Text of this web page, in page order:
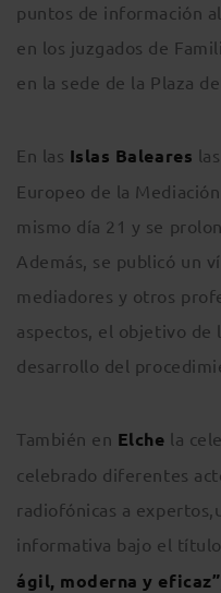
puntos de información
en los juzgados de
en la sede de la Plaza
En las Islas Baleares
Europeo de la
mismo día 21 y se
Además, se publicó un
mediadores y otros
aspectos, el objetivo de
desarrollo del
También en Elche la
celebrado diferentes
radiofónicas a
informativa bajo el título
ágil, moderna y eficaz”